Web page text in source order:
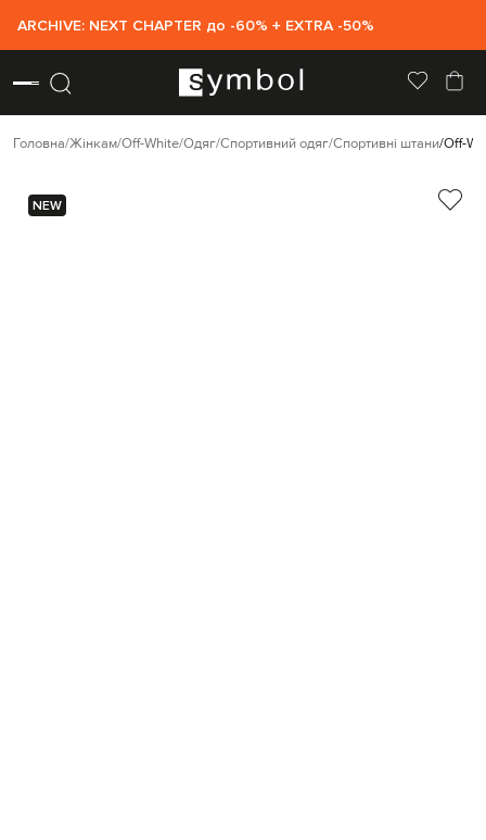
ARCHIVE: NEXT CHAPTER до -60% + EXTRA -50%
Головна Жінкам Off-White Одяг Спортивний одяг Спортивні штани Off-
NEW